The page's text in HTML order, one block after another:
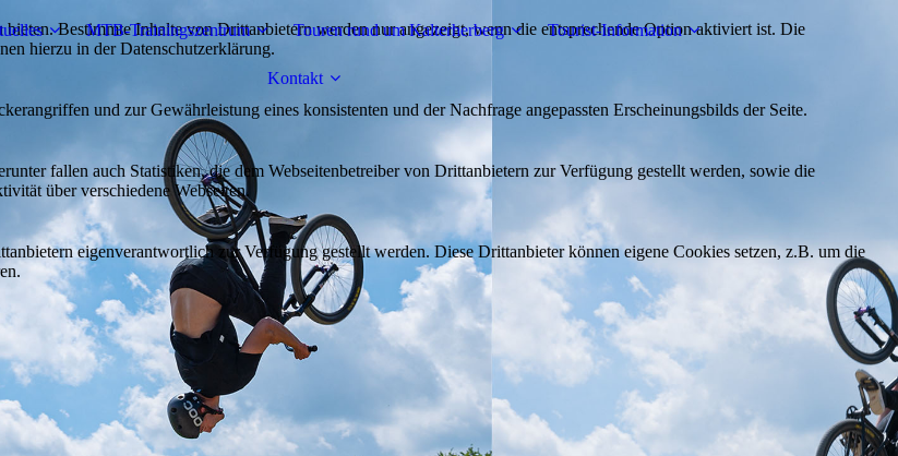
MTB-Trainingszentrum Touren rund um Kalterherberg Tourist-Information
Kontakt
Bestimmte Inhalte von Drittanbietern werden nur angezeigt, wenn die entsprechende Option aktiviert ist. Die
hierzu in der Datenschutzerklärung.
und zur Gewährleistung eines konsistenten und der Nachfrage angepassten Erscheinungsbilds der Seite.
fallen auch Statistiken, die dem Webseitenbetreiber von Drittanbietern zur Verfügung gestellt werden, sowie die
über verschiedene Webseiten.
eigenverantwortlich zur Verfügung gestellt werden. Diese Drittanbieter können eigene Cookies setzen, z.B. um die